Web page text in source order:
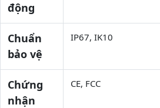
động
Chuẩn
bảo vệ
IP67, IK10
Chứng
nhận
CE, FCC